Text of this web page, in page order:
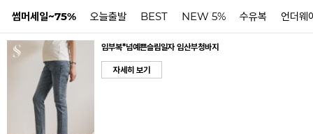
썸머세일~75% 오늘출발 BEST NEW 5% 수유복 언더웨
임부복*넘예쁜슬림일자 임산부청바지
자세히 보기